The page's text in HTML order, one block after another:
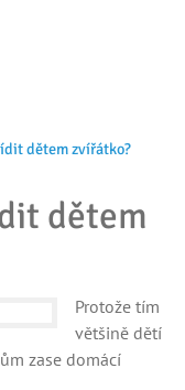
dětem zvířátko?
dětem
Protože tím
většině dětí
zase domácí